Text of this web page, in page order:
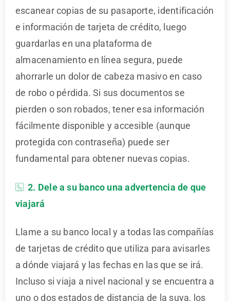
escanear copias de su pasaporte, identificación
e información de tarjeta de crédito, luego
guardarlas en una plataforma de
almacenamiento en línea segura, puede
ahorrarle un dolor de cabeza masivo en caso
de robo o pérdida. Si sus documentos se
pierden o son robados, tener esa información
fácilmente disponible y accesible (aunque
protegida con contraseña) puede ser
fundamental para obtener nuevas copias.
2. Dele a su banco una advertencia de que
viajará
Llame a su banco local y a todas las compañías
de tarjetas de crédito que utiliza para avisarles
a dónde viajará y las fechas en las que se irá.
Incluso si viaja a nivel nacional y se encuentra a
uno o dos estados de distancia de la suya, los